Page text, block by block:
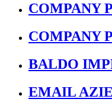
COMPANY
COMPANY
BALDO
EMAIL